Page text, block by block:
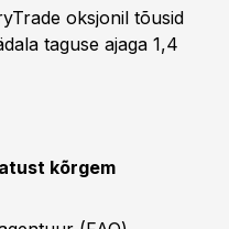
oksjonil tõusid
taguse ajaga 1,4
kõrgem